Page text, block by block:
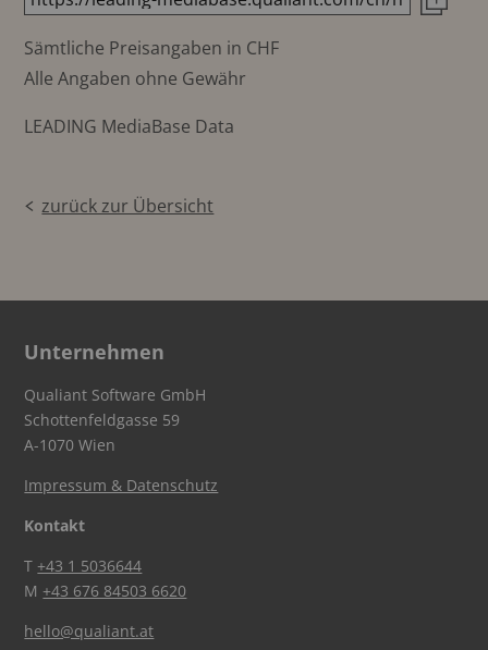
Sämtliche Preisangaben in CHF
Alle Angaben ohne Gewähr
LEADING MediaBase Data
zurück zur Übersicht
Unternehmen
Qualiant Software GmbH
Schottenfeldgasse 59
A-1070 Wien
Impressum & Datenschutz
Kontakt
T+43 1 5036644
M+43 676 84503 6620
hello@qualiant.at